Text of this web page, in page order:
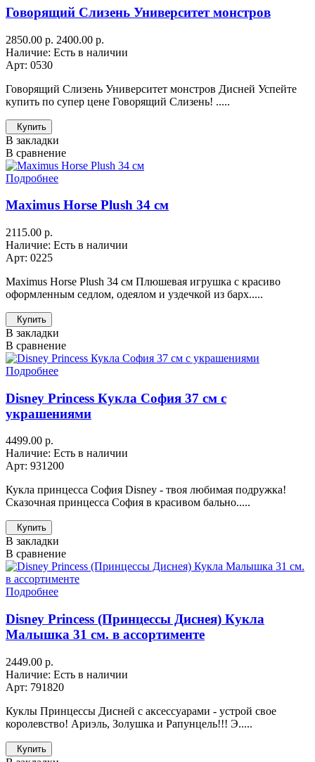
Говорящий Слизень Университет монстров
2850.00 р. 2400.00 р.
Наличие: Есть в наличии
Арт: 0530
Говорящий Слизень Университет монстров Дисней Успейте
купить по супер цене Говорящий Слизень! .....
Купить
В закладки
В сравнение
Подробнее
Maximus Horse Plush 34 см
2115.00 р.
Наличие: Есть в наличии
Арт: 0225
Maximus Horse Plush 34 см Плюшевая игрушка с красиво
оформленным седлом, одеялом и уздечкой из барх.....
Купить
В закладки
В сравнение
Подробнее
Disney Princess Кукла София 37 см с
украшениями
4499.00 р.
Наличие: Есть в наличии
Арт: 931200
Кукла принцесса София Disney - твоя любимая подружка!
Сказочная принцесса София в красивом бально.....
Купить
В закладки
В сравнение
Подробнее
Disney Princess (Принцессы Диснея) Кукла
Малышка 31 см. в ассортименте
2449.00 р.
Наличие: Есть в наличии
Арт: 791820
Куклы Принцессы Дисней с аксессуарами - устрой свое
королевство! Ариэль, Золушка и Рапунцель!!! Э.....
Купить